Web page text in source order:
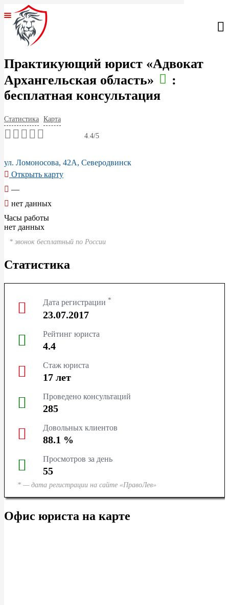
Практикующий юрист «Адвокат
Архангельская область»
:
бесплатная консультация
Статистика Карта
4.4/5
ул. Ломоносова, 42А, Северодвинск
Открыть карту
—
нет данных
Часы работы
нет данных
* звонок бесплатный по России
Статистика
Дата регистрации *
23.07.2017
Рейтинг юриста
4.4
Стаж юриста
17 лет
Проведено консультаций
285
Довольных клиентов
88.1 %
Просмотров за день
55
* — дата регистрации на сайте «ПравоЛев»
Офис юриста на карте
ГЛАВНАЯ
СПЕЦИАЛИЗАЦИИ
ГРАЖДАНСКОЕ ПРАВО
УГОЛОВНОЕ ПРАВО
МОСКВА
СУРГУТ
КРАСНОЯРСК
НОВОСИБИРСК
КЕМЕРОВО